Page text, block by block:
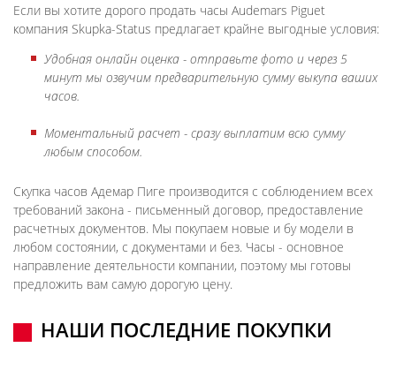
Если вы хотите дорого продать часы Audemars Piguet
компания Skupka-Status предлагает крайне выгодные условия:
Удобная онлайн оценка - отправьте фото и через 5
минут мы озвучим предварительную сумму выкупа ваших
часов.
Моментальный расчет - сразу выплатим всю сумму
любым способом.
Скупка часов Адемар Пиге производится с соблюдением всех
требований закона - письменный договор, предоставление
расчетных документов. Мы покупаем новые и бу модели в
любом состоянии, с документами и без. Часы - основное
направление деятельности компании, поэтому мы готовы
предложить вам самую дорогую цену.
НАШИ ПОСЛЕДНИЕ ПОКУПКИ